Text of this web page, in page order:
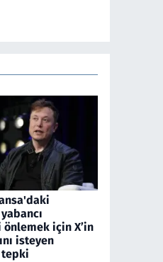
için X’in
isteyen
tepki